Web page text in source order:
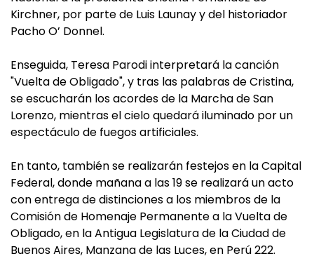
Kirchner, por parte de Luis Launay y del historiador
Pacho O’ Donnel.
Enseguida, Teresa Parodi interpretará la canción
"Vuelta de Obligado", y tras las palabras de Cristina,
se escucharán los acordes de la Marcha de San
Lorenzo, mientras el cielo quedará iluminado por un
espectáculo de fuegos artificiales.
En tanto, también se realizarán festejos en la Capital
Federal, donde mañana a las 19 se realizará un acto
con entrega de distinciones a los miembros de la
Comisión de Homenaje Permanente a la Vuelta de
Obligado, en la Antigua Legislatura de la Ciudad de
Buenos Aires, Manzana de las Luces, en Perú 222.